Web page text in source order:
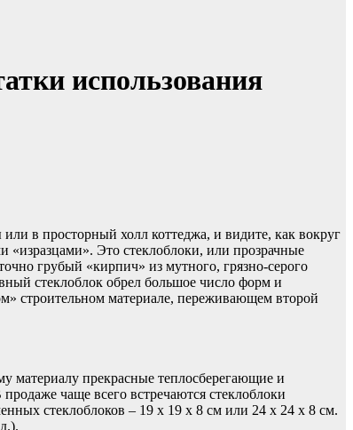
использования
в просторный холл коттеджа, и видите, как вокруг
Это стеклоблоки, или прозрачные
грубый «кирпич» из мутного, грязно-серого
стеклоблок обрел большое число форм и
строительном материале, переживающем второй
материалу прекрасные теплосберегающие и
чаще всего встречаются стеклоблоки
стеклоблоков – 19 х 19 х 8 см или 24 х 24 х 8 см.